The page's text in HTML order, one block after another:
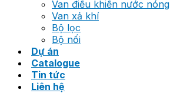
Van điều khiển nước nóng
Van xả khí
Bộ lọc
Bộ nối
Dự án
Catalogue
Tin tức
Liên hệ